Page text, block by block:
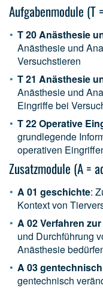
Aufgabenmodule (T
T 20 Anästhesie
Anästhesie und
Versuchstieren
T 21 Anästhesie
Anästhesie und
Eingriffe bei
T 22 Operative
grundlegende
operativen
Zusatzmodule (A =
A 01 geschichte:
Kontext von
A 02 Verfahren
und Durchführung
Anästhesie
A 03
gentechnisch